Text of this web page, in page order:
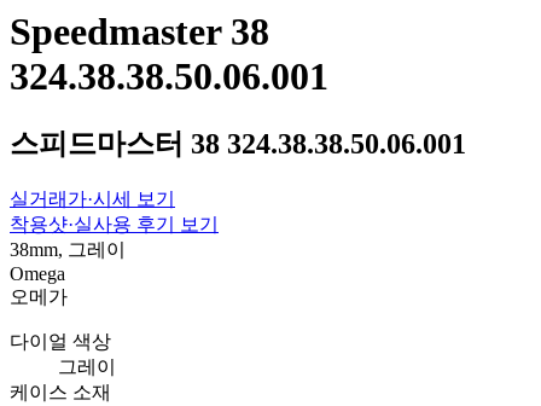
Speedmaster 38
324.38.38.50.06.001
스피드마스터 38 324.38.38.50.06.001
실거래가·시세 보기
착용샷·실사용 후기 보기
38mm, 그레이
Omega
오메가
다이얼 색상
그레이
케이스 소재